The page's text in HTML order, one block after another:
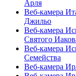
Арля
Веб-камера
Джильо
Веб-камера
Святого
Веб-камера
Семейства
Веб-камера